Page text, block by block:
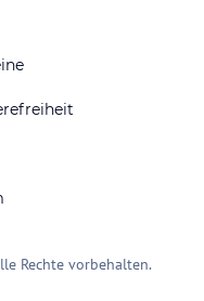
Rechte vorbehalten.